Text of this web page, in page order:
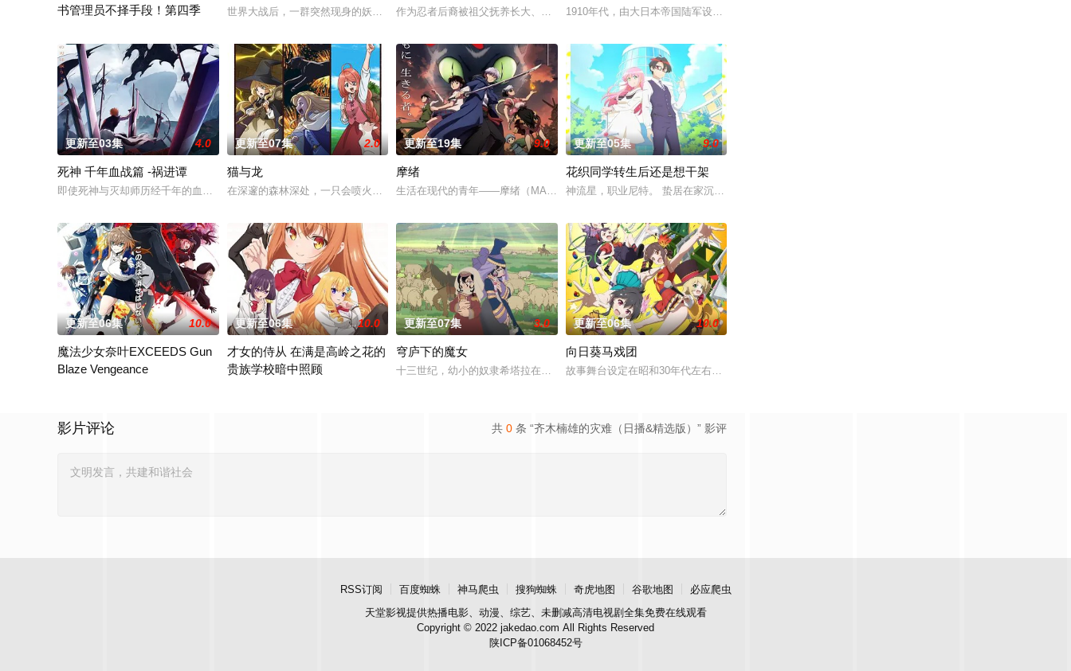
书管理员不择手段！第四季
世界大战后，一群突然现身的妖怪帮助日本复兴，他们由此站在了权力顶端。 妖怪们偶尔会在人类里挑选“新娘”，被选上的人会获得无上的荣耀，
作为忍者后裔被祖父抚养长大、拥有与动物对话能力的高中生·我妻二郎，某日在森林中遇见了受伤倒地的黑猫·罗睺。看似普通的黑猫罗睺，其真实
1910年代，由大日本帝国陆军设立的学校——陆军栖凤中学。这是一个为获取可用于军事的超常力量而收集、
更新至03集 4.0
死神 千年血战篇 -祸进谭
即使死神与灭却师历经千年的血战尽头，毁灭的未来已隐约可见── 王族特务·零番队迎击企图侵入灵王宫的友哈巴赫。 然而，灭却师之王及其亲
更新至07集 2.0
猫与龙
在深邃的森林深处，一只会喷火的龙，与一群能操纵魔法的猫咪一同生活着。这只在出生前便失去亲生父母的龙，被一只偶然相遇的母猫抚养长大。对
更新至19集 9.0
摩绪
生活在现代的青年——摩绪（MAO）。因"诅咒"而存活了 900 年的神秘阴阳师。生活在令和时代的女中学生黄叶菜花
更新至05集 9.0
花织同学转生后还是想干架
神流星，职业尼特。 蛰居在家沉迷游戏度日，实际上却在某个不为人知的世界曾担任魔王！ 而此刻找上门来
更新至06集 10.0
魔法少女奈叶EXCEEDS Gun
Blaze Vengeance
更新至06集 10.0
才女的侍从 在满是高岭之花的
贵族学校暗中照顾
更新至07集 3.0
穹庐下的魔女
十三世纪，幼小的奴隶希塔拉在伊朗东部城市图斯被奴隶商委托给一个学者辈出的家族进行教育。希塔拉起初试图逃跑，但她被教导了知识的重要
更新至06集 10.0
向日葵马戏团
故事舞台设定在昭和30年代左右的日本，正值高度经济成长期，当时马戏团作为主要娱乐形式，已经融入了人
共 0 条 “齐木楠雄的灾难（日播&精选版）” 影评
影片评论
RSS订阅 百度蜘蛛 神马爬虫 搜狗蜘蛛 奇虎地图 谷歌地图
必应爬虫
天堂影视提供热播电影、动漫、综艺、未删减高清电视剧全集免费在线观看
Copyright © 2022 jakedao.com All Rights Reserved
陕ICP备01068452号